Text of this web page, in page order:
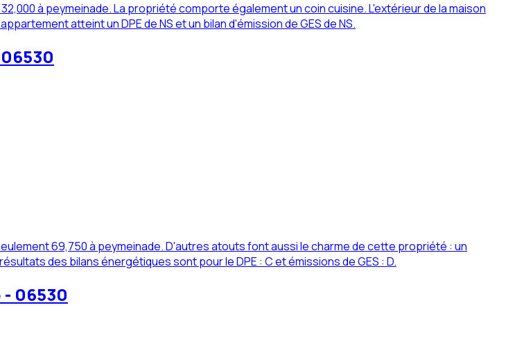
à peymeinade. La propriété comporte également un coin cuisine. L'extérieur de la maison
atteint un DPE de NS et un bilan d'émission de GES de NS.
69,750 à peymeinade. D'autres atouts font aussi le charme de cette propriété : un
des bilans énergétiques sont pour le DPE : C et émissions de GES : D.
06530